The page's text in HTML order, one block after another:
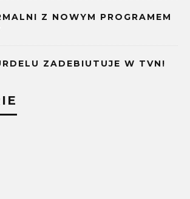
Z NOWYM PROGRAMEM
ZADEBIUTUJE W TVN!